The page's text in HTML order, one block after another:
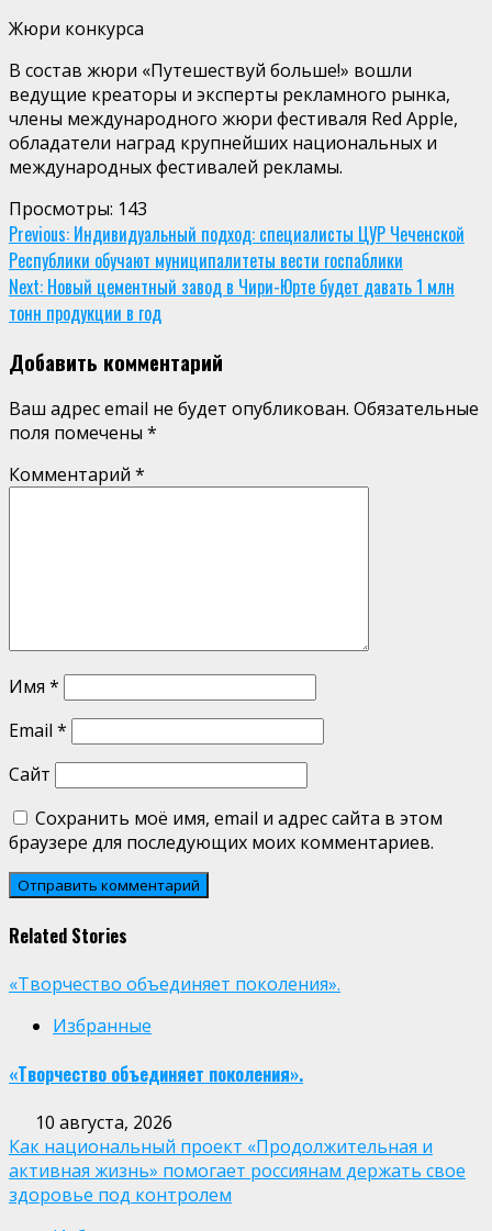
Жюри конкурса
В состав жюри «Путешествуй больше!» вошли
ведущие креаторы и эксперты рекламного рынка,
члены международного жюри фестиваля Red Apple,
обладатели наград крупнейших национальных и
международных фестивалей рекламы.
Просмотры: 143
Continue
Reading
Previous: Индивидуальный подход: специалисты ЦУР Чеченской
Республики обучают муниципалитеты вести госпаблики
Next: Новый цементный завод в Чири-Юрте будет давать 1 млн
тонн продукции в год
Добавить комментарий
Ваш адрес email не будет опубликован. Обязательные
поля помечены *
Комментарий *
Имя *
Email *
Сайт
Сохранить моё имя, email и адрес сайта в этом
браузере для последующих моих комментариев.
Related Stories
«Творчество объединяет поколения».
Избранные
«Творчество объединяет поколения».
10 августа, 2026
Как национальный проект «Продолжительная и
активная жизнь» помогает россиянам держать свое
здоровье под контролем